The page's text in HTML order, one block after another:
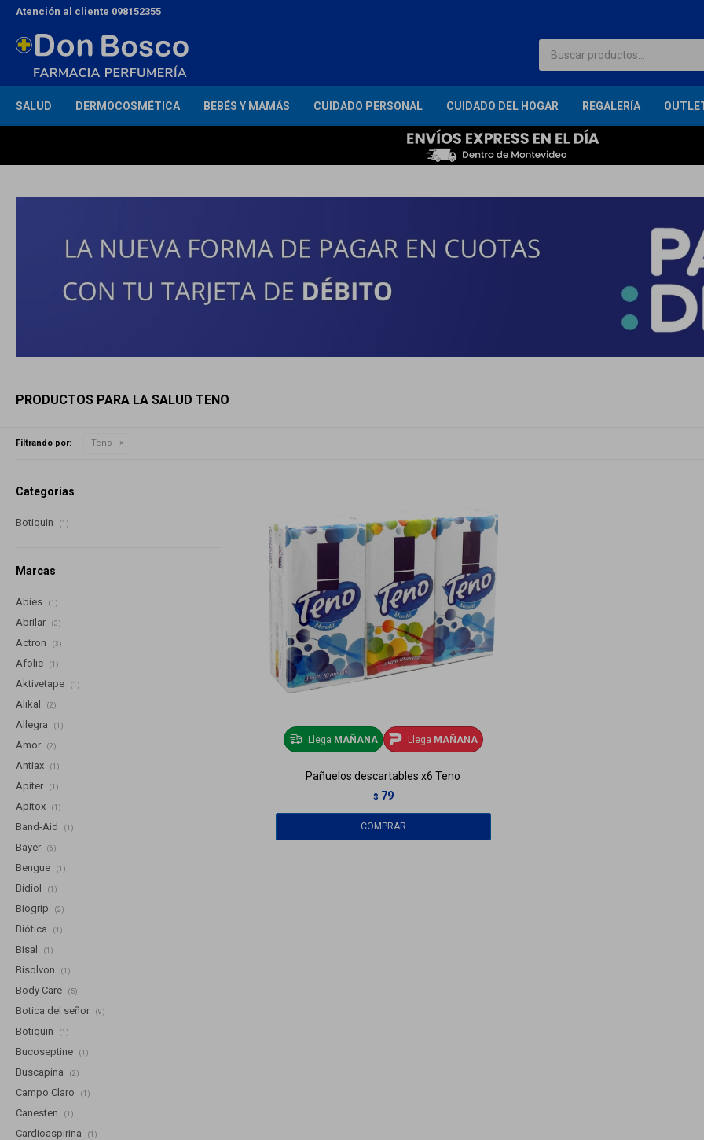
SALUD DERMOCOSMÉTICA BEBÉS Y MAMÁS CUIDADO PERSONAL CUIDADO DEL HOGAR REGALERÍA
Atención al cliente 098152355
PRODUCTOS PARA LA SALUD TENO
Filtrando por: Teno
Llega MAÑANA Llega MAÑANA
Pañuelos descartables x6 Teno
$ 79
Categorías
Botiquin (1)
Marcas
Abies (1)
Abrilar (3)
Actron (3)
Afolic (1)
Aktivetape (1)
Alikal (2)
Allegra (1)
Amor (2)
Antiax (1)
Apiter (1)
Apitox (1)
Band-Aid (1)
Bayer (6)
Bengue (1)
Bidiol (1)
Biogrip (2)
Biótica (1)
Bisal (1)
Bisolvon (1)
Body Care (5)
Botica del señor (9)
Botiquin (1)
Bucoseptine (1)
Buscapina (2)
Campo Claro (1)
Canesten (1)
Cardioaspirina (1)